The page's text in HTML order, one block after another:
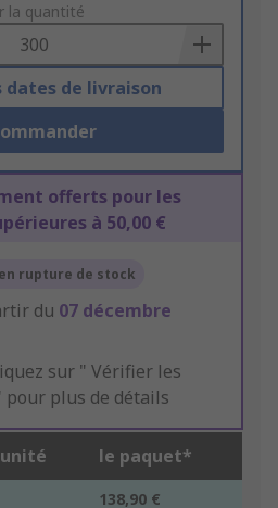
la quantité
dates de livraison
offerts pour les
à 50,00 €
rupture de stock
du 07 décembre
sur " Vérifier les
pour plus de détails
le paquet*
138,90 €